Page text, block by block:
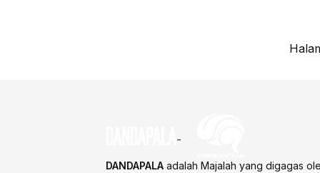
DANDAPALA adalah Majalah yang digagas